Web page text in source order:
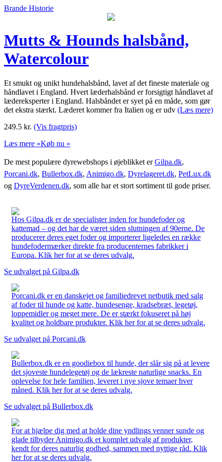
Brande Historie
Mutts & Hounds halsbånd,
Watercolour
Et smukt og unikt hundehalsbånd, lavet af det fineste materiale og
håndlavet i England. Hvert læderhalsbånd er forsigtigt håndlavet af
lædereksperter i England. Halsbåndet er syet på en måde, som gør
det ekstra stærkt. Læderet kommer fra Italien og er udv (Læs mere)
249.5 kr. (Vis fragtpris)
Læs mere »Køb nu »
De mest populære dyrewebshops i øjeblikket erGilpa.dk,
Porcani.dk, Bullerbox.dk, Animigo.dk, Dyrelageret.dk, PetLux.dk
og DyreVerdenen.dk, som alle har et stort sortiment til gode priser.
Hos Gilpa.dk er de specialister inden for hundefoder og
kattemad – og det har de været siden slutningen af 90erne. De
producerer deres eget foder og importerer ligeledes en række
hundefodermærker direkte fra producenternes fabrikker i
Europa. Klik her for at se deres udvalg.
Se udvalget på Gilpa.dk
Porcani.dk er en danskejet og familiedrevet netbutik med salg
af foder til hunde og katte, hundesenge, kradsebræt, legetøj,
loppemidler og meget mere. De er stærkt fokuseret på høj
kvalitet og holdbare produkter. Klik her for at se deres udvalg.
Se udvalget på Porcani.dk
Bullerbox.dk er en goodiebox til hunde, der slår sig på at levere
det sjoveste hundelegetøj og de lækreste naturlige snacks. En
oplevelse for hele familien, leveret i nye sjove temaer hver
måned. Klik her for at se deres udvalg.
Se udvalget på Bullerbox.dk
For at hjælpe dig med at holde dine yndlings venner sunde og
glade tilbyder Animigo.dk et komplet udvalg af produkter,
kendt for deres naturlig godhed, sammen med nyttige råd. Klik
her for at se deres udvalg.